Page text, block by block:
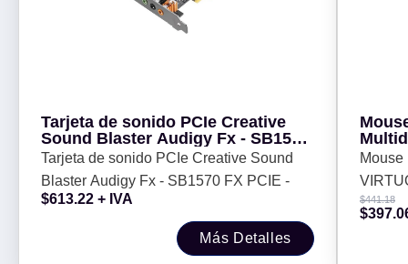
Tarjeta de sonido PCIe Creative
Sound Blaster Audigy Fx - SB1570
FX PCIE -
Tarjeta de sonido PCIe Creative Sound
Blaster Audigy Fx - SB1570 FX PCIE -
$613.22 + IVA
Más Detalles
AIR
$441.18
$